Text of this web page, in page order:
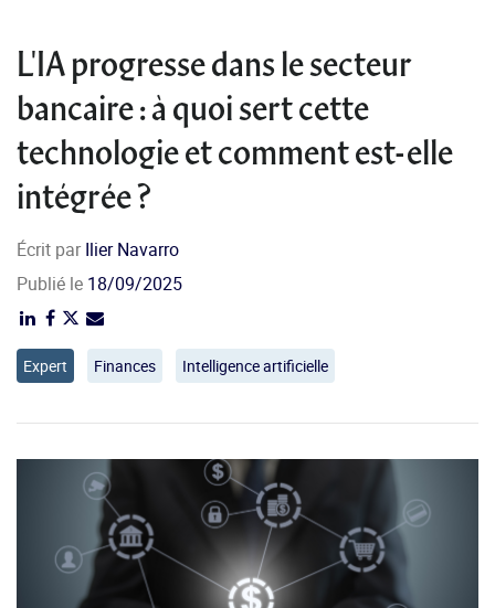
L'IA progresse dans le secteur
bancaire : à quoi sert cette
technologie et comment est-elle
intégrée ?
Écrit parIlier Navarro
Publié le 18/09/2025
Expert Finances Intelligence artificielle